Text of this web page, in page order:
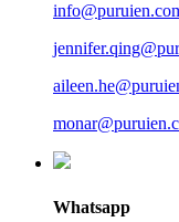
Whatsapp